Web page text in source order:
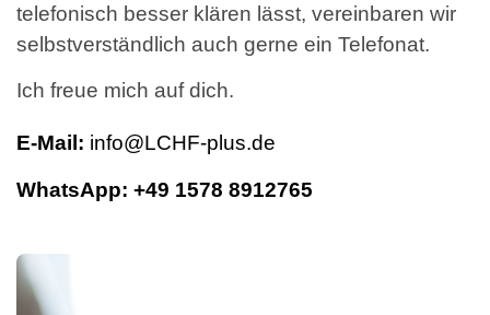
telefonisch besser klären lässt, vereinbaren wir
selbstverständlich auch gerne ein Telefonat.
Ich freue mich auf dich.
E-Mail: info@LCHF-plus.de
WhatsApp: +49 1578 8912765